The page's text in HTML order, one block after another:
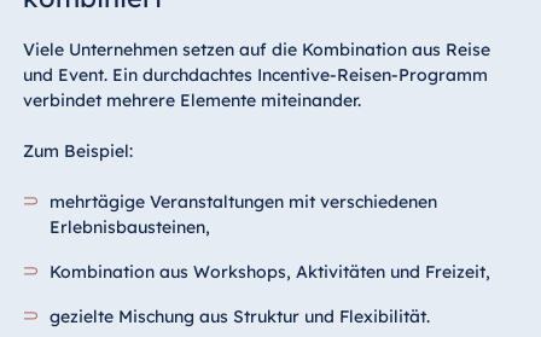
Viele Unternehmen setzen auf die Kombination aus Reise
und Event. Ein durchdachtes Incentive-Reisen-Programm
verbindet mehrere Elemente miteinander.
Zum Beispiel:
mehrtägige Veranstaltungen mit verschiedenen
Erlebnisbausteinen,
Kombination aus Workshops, Aktivitäten und Freizeit,
gezielte Mischung aus Struktur und Flexibilität.